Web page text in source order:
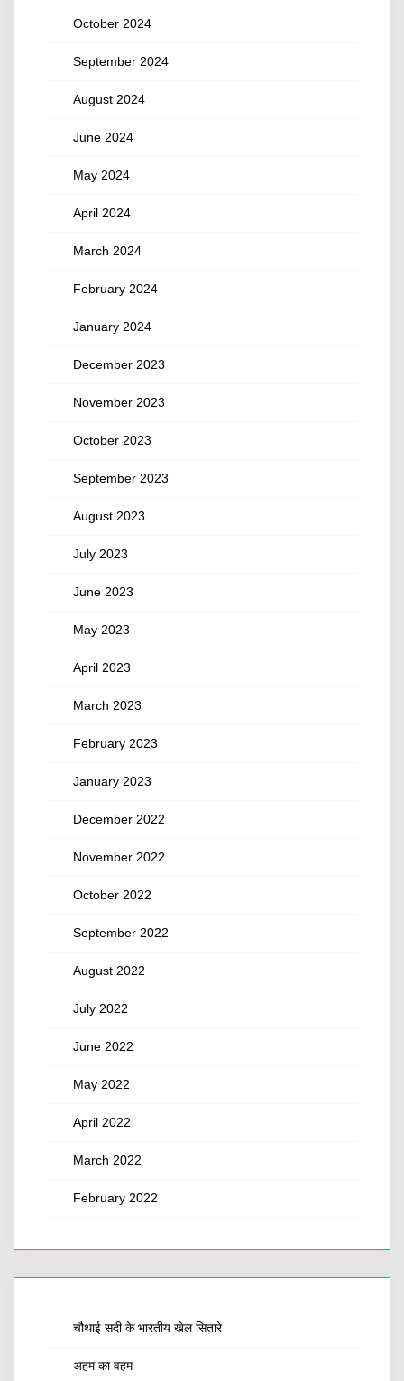
October 2024
September 2024
August 2024
June 2024
May 2024
April 2024
March 2024
February 2024
January 2024
December 2023
November 2023
October 2023
September 2023
August 2023
July 2023
June 2023
May 2023
April 2023
March 2023
February 2023
January 2023
December 2022
November 2022
October 2022
September 2022
August 2022
July 2022
June 2022
May 2022
April 2022
March 2022
February 2022
चौथाई सदी के भारतीय खेल सितारे
अहम का वहम